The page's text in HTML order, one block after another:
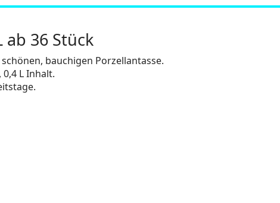
ab 36 Stück
bauchigen Porzellantasse.
L Inhalt.